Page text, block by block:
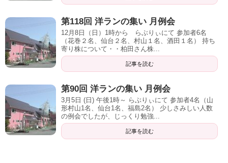
第118回 洋ランの集い 月例会
12月8日（日）1時から らぶりぃにて 参加者6名
（花巻２名、仙台２名、村山１名、酒田１名） 持ち
寄り株について・・柏田さん株...
記事を読む
第90回 洋ランの集い 月例会
3月5日 (日) 午後1時～ らぶりぃにて 参加者4名（山
形村山1名、仙台1名、福島2名） 少しさみしい人数
の例会でしたが、じっくり勉強...
記事を読む